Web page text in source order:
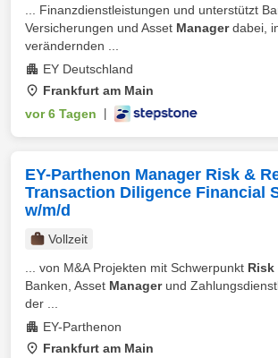
... Finanzdienstleistungen und unterstützt
Versicherungen und Asset Managerdabei,
verändernden ...
EY Deutschland
Frankfurt am Main
vor 6 Tagen
EY-Parthenon Manager Risk &
Transaction Diligence Financial
w/m/d
Vollzeit
... von M&A Projekten mit Schwerpunkt Risk
Banken, Asset Managerund
der ...
EY-Parthenon
Frankfurt am Main